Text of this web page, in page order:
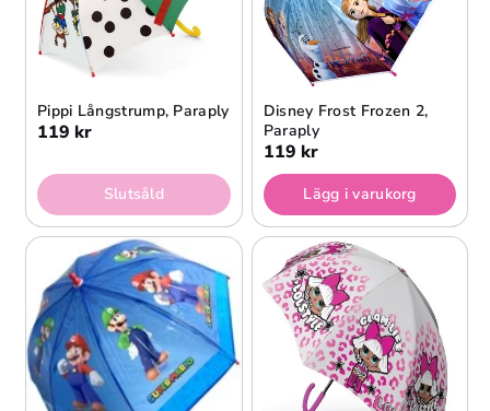
Pippi Långstrump, Paraply
119 kr
Slutsåld
Disney Frost Frozen 2,
Paraply
119 kr
Lägg i varukorg